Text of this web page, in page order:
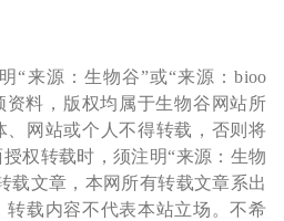
“来源：生物谷”或“来源：bioo
资料，版权均属于生物谷网站所
网站或个人不得转载，否则将
权转载时，须注明“来源：生物
载文章，本网所有转载文章系出
转载内容不代表本站立场。不希